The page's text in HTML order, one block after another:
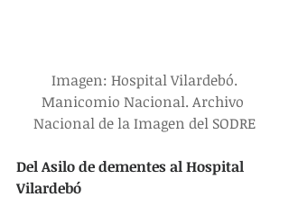
Manicomio Nacional. Archivo
Nacional de la Imagen del SODRE
Del Asilo de dementes al Hospital
Vilardebó